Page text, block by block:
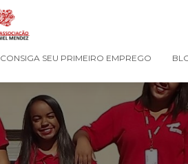
CONSIGA SEU PRIMEIRO EMPREGO